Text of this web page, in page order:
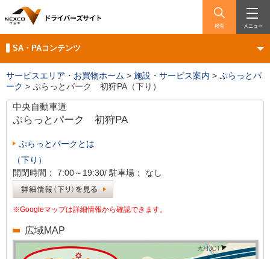
検索 メニュー
SA・PAコンテンツ
サービスエリア・お買物ホーム > 施設・サービス案内 > ぷらっとパ
ーク > ぷらっとパーク 初狩PA（下り）
中央自動車道
ぷらっとパーク 初狩PA
ぷらっとパークとは
（下り）
開閉時間：
7:00～19:30/ 駐車場： なし
※Googleマップは詳細情報から確認できます。
広域MAP